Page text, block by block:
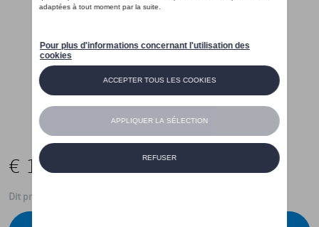
€ 16,00
Dit product is momenteel niet op stock